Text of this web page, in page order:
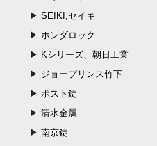
SEIKI,セイキ
ホンダロック
Kシリーズ、朝日工業
ジョープリンス竹下
ポスト錠
清水金属
南京錠